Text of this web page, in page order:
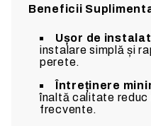
Beneficii
Ușor de
instalare simplă și
perete.
Întreținere
înaltă calitate
frecvente.